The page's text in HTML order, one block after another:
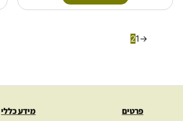
→
1
2
פרטים
מידע כללי